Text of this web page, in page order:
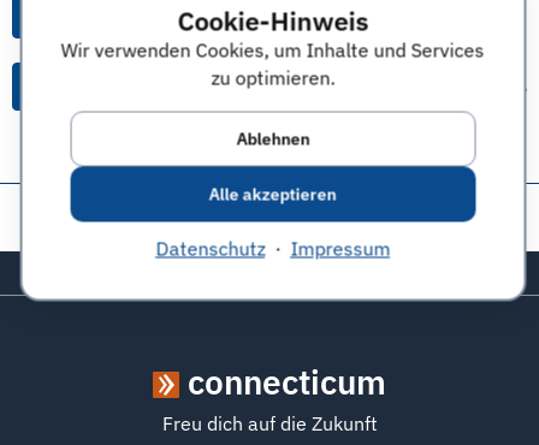
Cookie-Hinweis
Wir verwenden Cookies, um Inhalte und Services
zu optimieren.
Ablehnen
Alle akzeptieren
Datenschutz· Impressum
Alle Anworten von diesem Unternehmen
Alle Themen & Expertentipps
connecticum
Freu dich auf die Zukunft